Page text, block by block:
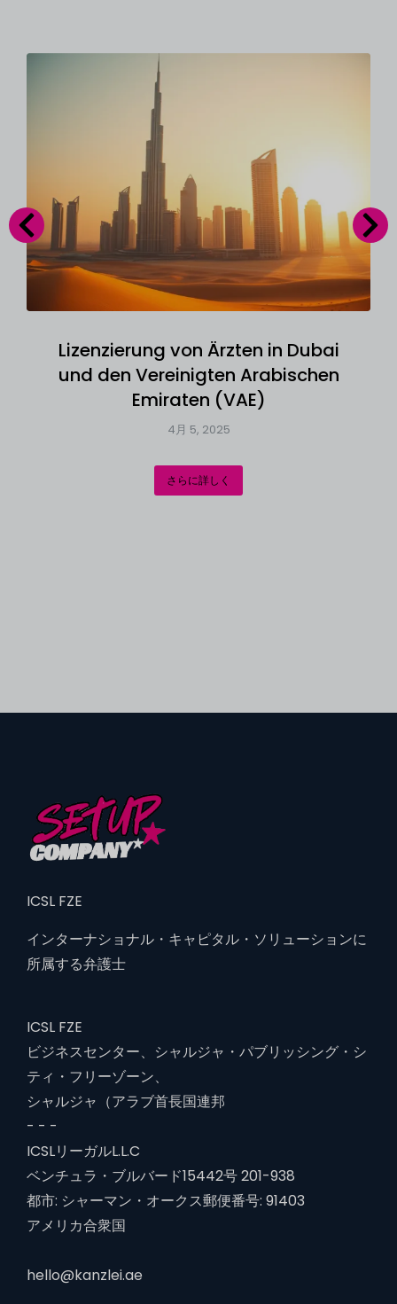
Lizenzierung von Ärzten in Dubai
und den Vereinigten Arabischen
Emiraten (VAE)
4月 5, 2025
さらに詳しく
ICSL FZE
インターナショナル・キャピタル・ソリューションに
所属する弁護士
ICSL FZE
ビジネスセンター、シャルジャ・パブリッシング・シ
ティ・フリーゾーン、
シャルジャ（アラブ首長国連邦
- - -
ICSLリーガルL.L.C
ベンチュラ・ブルバード15442号 201-938
都市: シャーマン・オークス郵便番号: 91403
アメリカ合衆国
hello@kanzlei.ae